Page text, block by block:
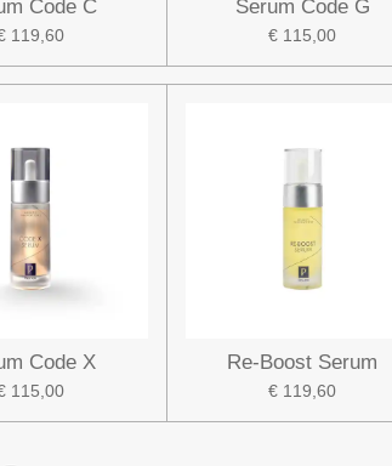
Code C
119,60
Serum Code G
€ 115,00
Code X
115,00
Re-Boost Serum
€ 119,60